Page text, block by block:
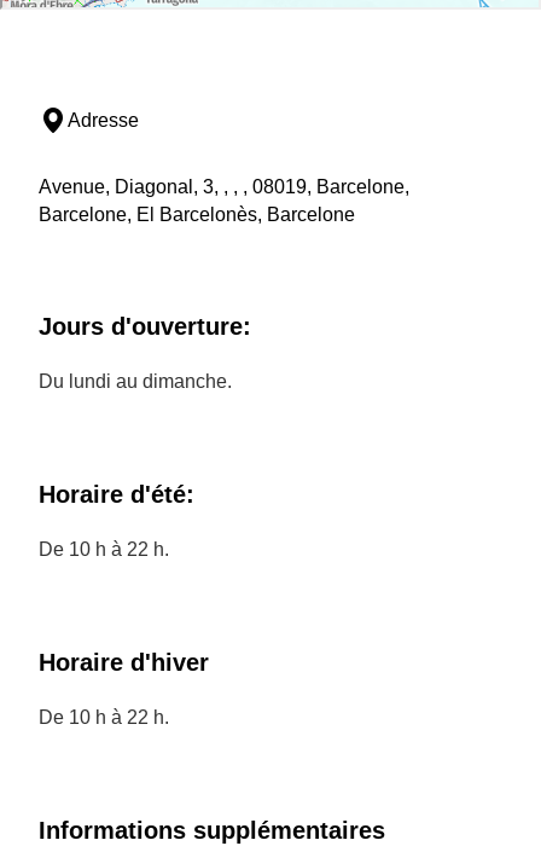
Adresse
Avenue, Diagonal, 3, , , , 08019, Barcelone,
Barcelone, El Barcelonès, Barcelone
Jours d'ouverture:
Du lundi au dimanche.
Horaire d'été:
De 10 h à 22 h.
Horaire d'hiver
De 10 h à 22 h.
Informations supplémentaires